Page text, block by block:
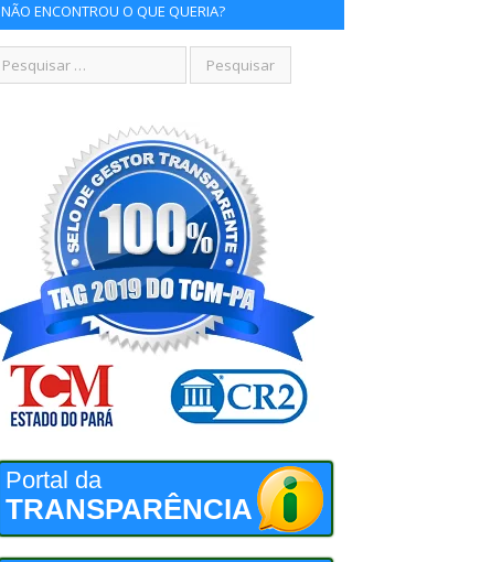
NÃO ENCONTROU O QUE QUERIA?
Portal da
TRANSPARÊNCIA